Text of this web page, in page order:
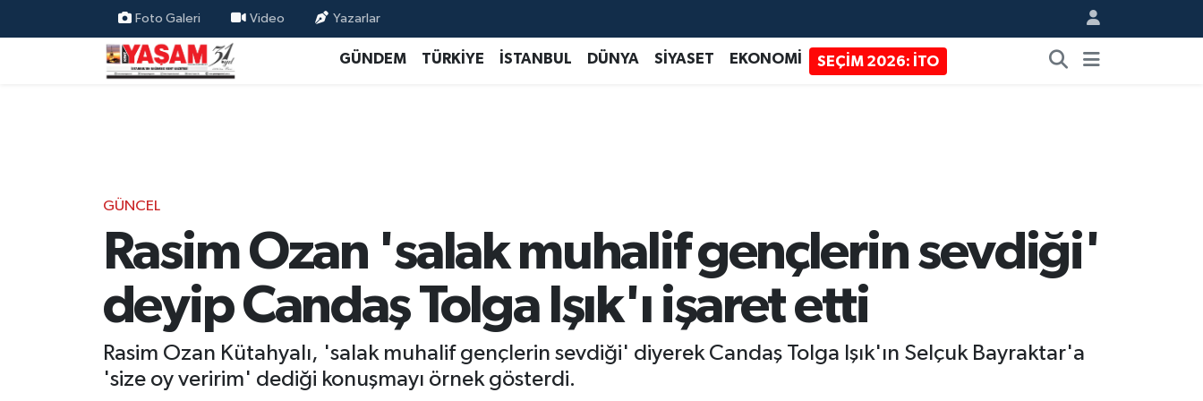
Foto Galeri Video Yazarlar
GÜNDEM TÜRKİYE İSTANBUL DÜNYA SİYASET EKONOMİ SEÇİM 2026: İTO
GÜNCEL
Rasim Ozan 'salak muhalif gençlerin sevdiği'
deyip Candaş Tolga Işık'ı işaret etti
Rasim Ozan Kütahyalı, 'salak muhalif gençlerin sevdiği' diyerek Candaş Tolga Işık'ın Selçuk Bayraktar'a
'size oy veririm' dediği konuşmayı örnek gösterdi.